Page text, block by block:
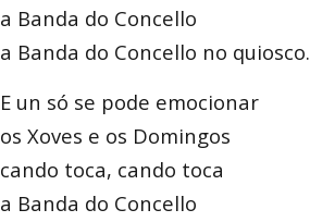
a Banda do Concello
a Banda do Concello no quiosco.
E un só se pode emocionar
os Xoves e os Domingos
cando toca, cando toca
a Banda do Concello